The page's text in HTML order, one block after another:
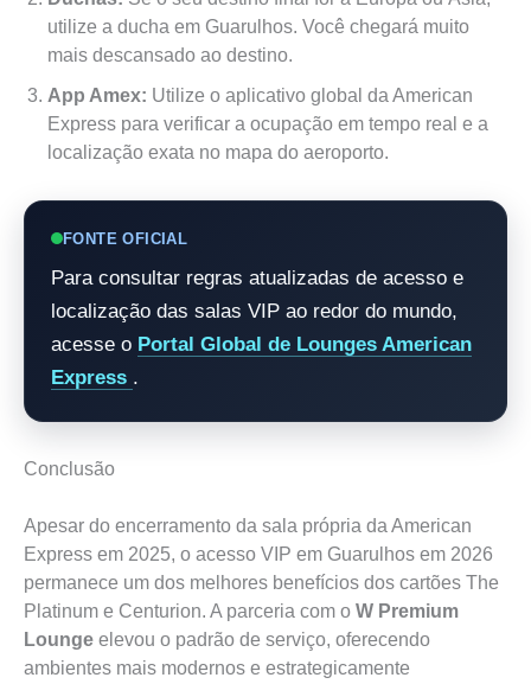
utilize a ducha em Guarulhos. Você chegará muito
mais descansado ao destino.
App Amex: Utilize o aplicativo global da American
Express para verificar a ocupação em tempo real e a
localização exata no mapa do aeroporto.
FONTE OFICIAL
Para consultar regras atualizadas de acesso e
localização das salas VIP ao redor do mundo,
acesse o Portal Global de Lounges American
Express .
Conclusão
Apesar do encerramento da sala própria da American
Express em 2025, o acesso VIP em Guarulhos em 2026
permanece um dos melhores benefícios dos cartões The
Platinum e Centurion. A parceria com o W Premium
Lounge elevou o padrão de serviço, oferecendo
ambientes mais modernos e estrategicamente